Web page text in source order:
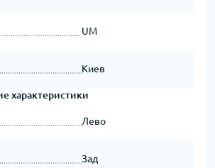
UM
Киев
характеристики
Лево
Зад